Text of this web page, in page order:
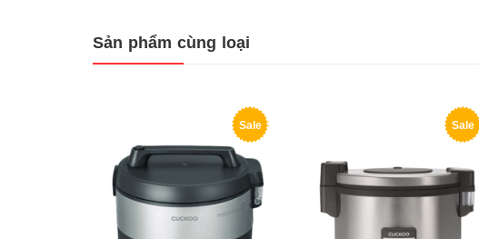
Sản phẩm cùng loại
Sale Sale